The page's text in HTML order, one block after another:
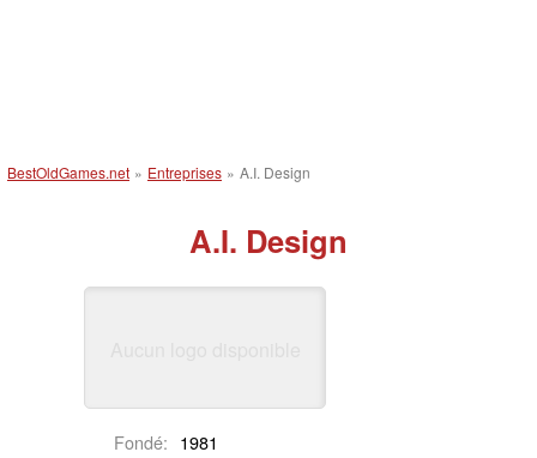
BestOldGames.net » Entreprises » A.I. Design
A.I. Design
Fondé: 1981